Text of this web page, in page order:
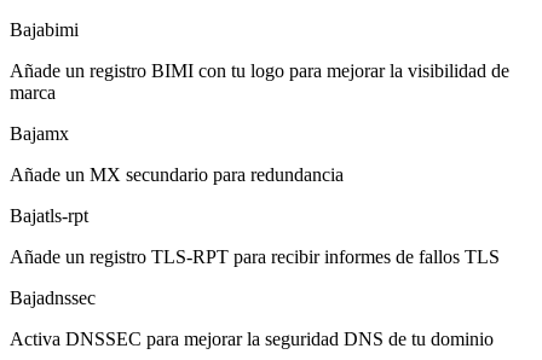
Bajabimi
Añade un registro BIMI con tu logo para mejorar la visibilidad de
marca
Bajamx
Añade un MX secundario para redundancia
Bajatls-rpt
Añade un registro TLS-RPT para recibir informes de fallos TLS
Bajadnssec
Activa DNSSEC para mejorar la seguridad DNS de tu dominio